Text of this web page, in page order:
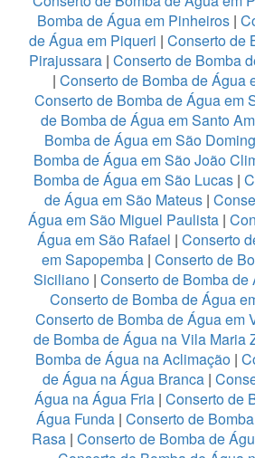
Bomba de Água em Pinheiros|
de Água em Piqueri | Conserto de
Pirajussara | Conserto de Bomba
| Conserto de Bomba de Água
Conserto de Bomba de Água em
de Bomba de Água em Santo
Bomba de Água em São
Bomba de Água em São João
Bomba de Água em São Lucas|
de Água em São Mateus |
Água em São Miguel Paulista|
Água em São Rafael | Conserto
em Sapopemba | Conserto de
Siciliano | Conserto de Bomba de
Conserto de Bomba de Água
Conserto de Bomba de Água em
de Bomba de Água na Vila Maria
Bomba de Água na Aclimação |
de Água na Água Branca|
Água na Água Fria| Conserto de
Água Funda| Conserto de
Rasa | Conserto de Bomba de